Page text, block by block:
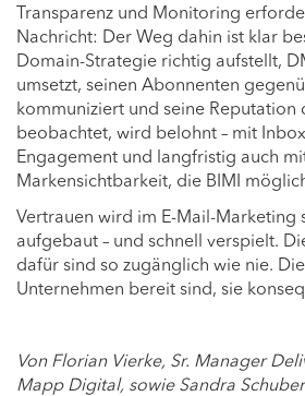
Transparenz und Monitoring
Nachricht: Der Weg dahin ist klar
Domain-Strategie richtig aufstellt,
umsetzt, seinen Abonnenten
kommuniziert und seine Reputation
beobachtet, wird belohnt – mit
Engagement und langfristig auch
Markensichtbarkeit, die BIMI
Vertrauen wird im E-Mail-Marketing
aufgebaut – und schnell verspielt.
dafür sind so zugänglich wie nie.
Unternehmen bereit sind, sie
Von Florian Vierke, Sr. Manager
Mapp Digital, sowie Sandra